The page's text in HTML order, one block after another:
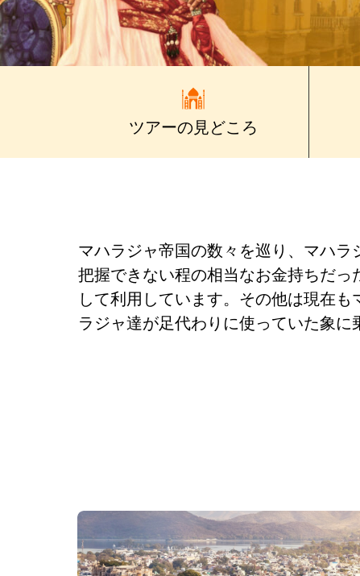
ツアーの見どころ
マハラジャ帝国の数々を巡り、マハラ
把握できない程の相当なお金持ちだ
して利用しています。その他は現在
ラジャ達が足代わりに使っていた象